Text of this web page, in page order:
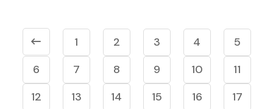
1 2 3 4
5
6
7 8 9 10
11
12
13 14 15 16
17